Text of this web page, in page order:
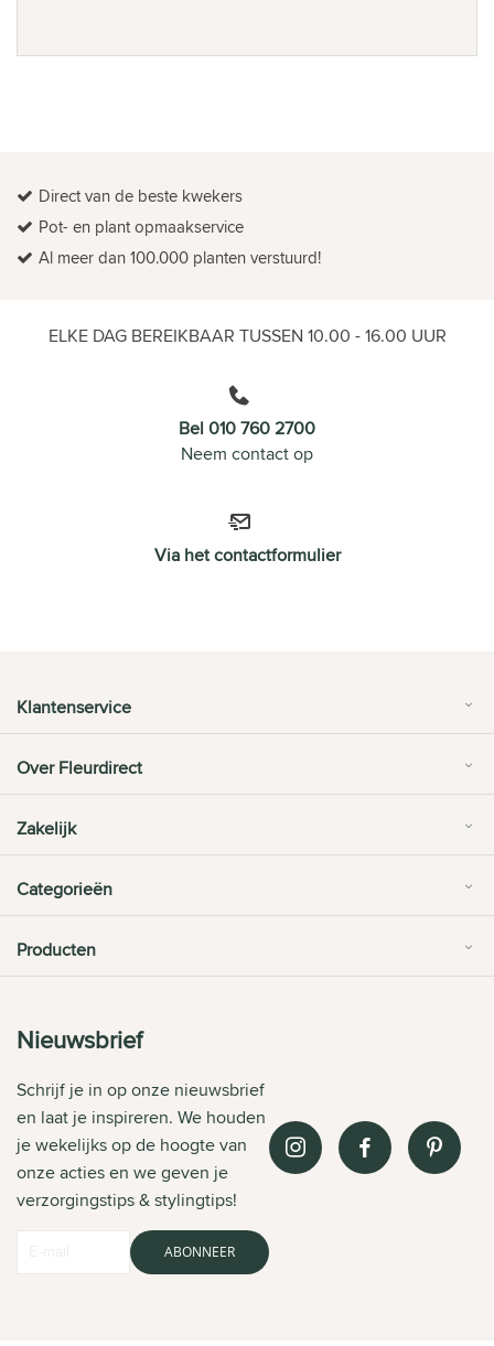
Direct van de beste kwekers
Pot- en plant opmaakservice
Al meer dan 100.000 planten verstuurd!
ELKE DAG BEREIKBAAR TUSSEN 10.00 - 16.00 UUR
Bel 010 760 2700
Neem contact op
Via het contactformulier
Klantenservice
Over Fleurdirect
Zakelijk
Categorieën
Producten
Nieuwsbrief
Schrijf je in op onze nieuwsbrief
en laat je inspireren. We houden
je wekelijks op de hoogte van
onze acties en we geven je
verzorgingstips & stylingtips!
ABONNEER